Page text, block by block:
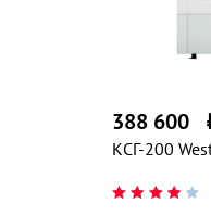
КСГ-200
388 600